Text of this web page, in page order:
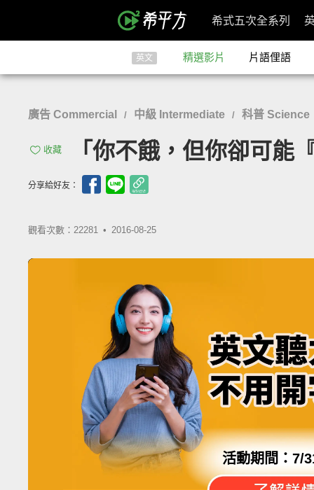
希式五次全系列
英文 精選影片 片語俚語
廣告 Commercial / 中級 Intermediate / 科普 Science
收藏 「你不餓，但你卻可
分享給好友：
觀看次數：22281 • 2016-08-25
活動期間：7/